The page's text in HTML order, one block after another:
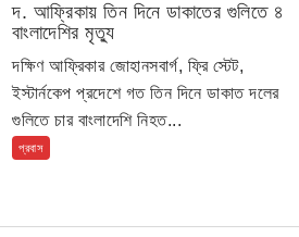
দ. আফ্রিকায় তিন দিনে ডাকাতের গুলিতে ৪
বাংলাদেশির মৃত্যু
দক্ষিণ আফ্রিকার জোহানসবার্গ, ফ্রি স্টেট,
ইস্টার্নকেপ প্রদেশে গত তিন দিনে ডাকাত দলের
গুলিতে চার বাংলাদেশি নিহত...
প্রবাস